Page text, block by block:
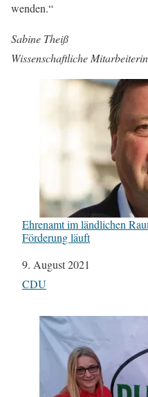
wenden.“
Sabine Theiß
Wissenschaftliche
Ehrenamt im ländlichen
Förderung läuft
Datum
9. August 2021
In Bezug auf
CDU